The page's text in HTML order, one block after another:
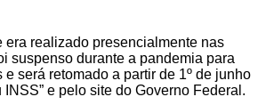
era realizado presencialmente nas
suspenso durante a pandemia para
será retomado a partir de 1º de junho
INSS” e pelo site do Governo Federal.